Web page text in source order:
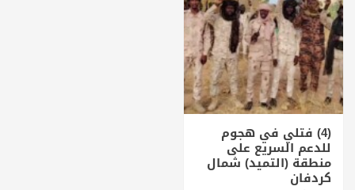
(4) فتلي في هجوم
للدعم السريع على
منطقة (التميد) شمال
كردفان